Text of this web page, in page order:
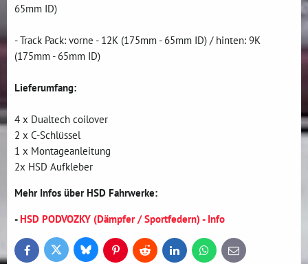
65mm ID)
- Track Pack: vorne - 12K (175mm - 65mm ID) / hinten: 9K
(175mm - 65mm ID)
Lieferumfang:
4 x Dualtech coilover
2 x C-Schlüssel
1 x Montageanleitung
2x HSD Aufkleber
Mehr Infos über HSD Fahrwerke:
- HSD PODVOZKY (Dämpfer / Sportfedern) - Info
FacebookTwitter BlueskyPinterestReddit LinkedInWhatsApp
E-
mail